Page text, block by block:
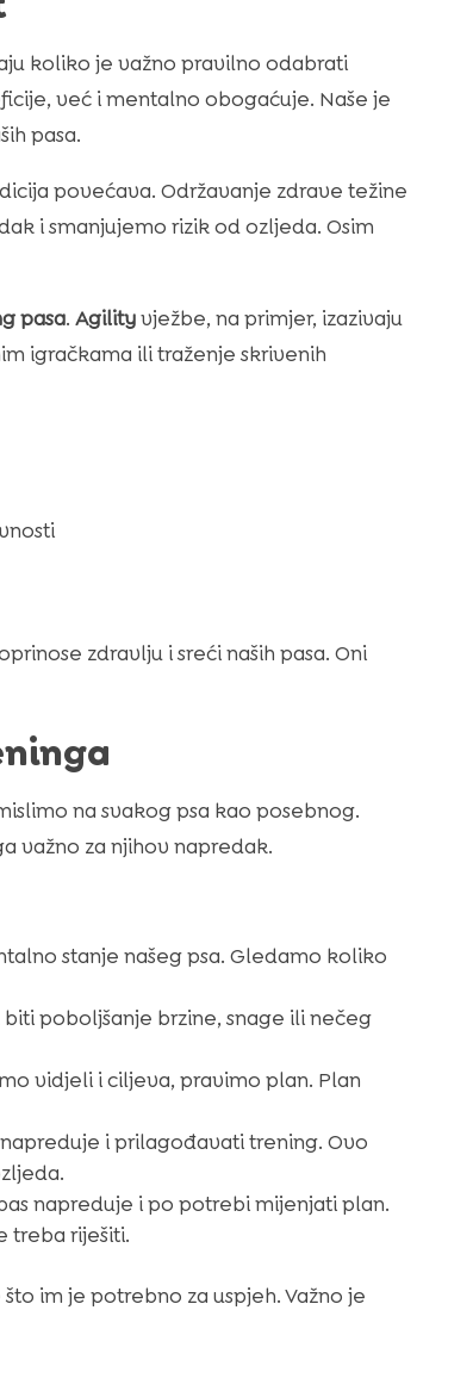
koliko je važno pravilno odabrati
već i mentalno obogaćuje. Naše je
pasa.
povećava. Održavanje zdrave težine
i smanjujemo rizik od ozljeda. Osim
pasa. Agilityvježbe, na primjer, izazivaju
igračkama ili traženje skrivenih
zdravlju i sreći naših pasa. Oni
na svakog psa kao posebnog.
važno za njihov napredak.
stanje našeg psa. Gledamo koliko
poboljšanje brzine, snage ili nečeg
vidjeli i ciljeva, pravimo plan. Plan
i prilagođavati trening. Ovo
napreduje i po potrebi mijenjati plan.
treba riješiti.
im je potrebno za uspjeh. Važno je